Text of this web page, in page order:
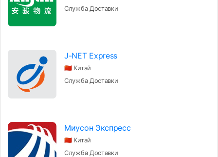
Служба Доставки
J-NET Express
🇨🇳 Китай
Служба Доставки
Миусон Экспресс
🇨🇳 Китай
Служба Доставки